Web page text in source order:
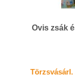
Ovis zsák
Törzsvásárl.